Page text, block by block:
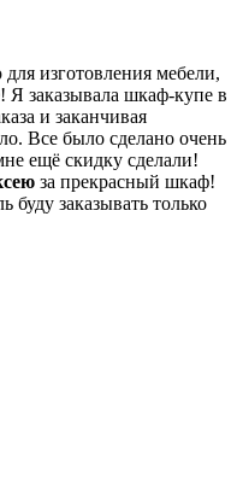
изготовления мебели,
заказывала шкаф-купе в
и заканчивая
Все было сделано очень
ещё скидку сделали!
за прекрасный шкаф!
буду заказывать только